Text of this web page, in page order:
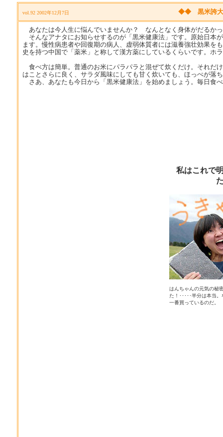
vol.92 2002年12月7日 ◆◆ 黒米誇
あなたは今人生に悩んでいませんか？ なんとなく身体がだるか
そんなアナタにお知らせするのが「黒米健康法」です。原始日本
ます。慢性病患者や回復期の病人、虚弱体質者には滋養強壮効果
史を持つ中国で「薬米」と称して漢方薬にしているくらいです。ホ
食べ方は簡単。普通のお米にパラパラと混ぜて炊くだけ。それだ
はことさらに良く、サラダ風味にしても甘く炊いても、ほっぺが落
さあ、あなたも今日から「黒米健康法」を始めましょう。毎日食
私はこれで
はんちゃんの元気の秘
た！･････半分は本当
一番買っているのだ。